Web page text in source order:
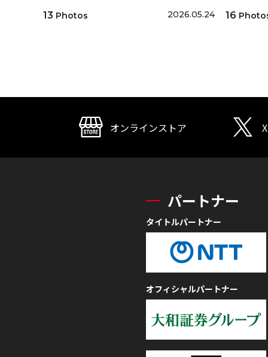
13 Photos 2026.05.24 16
オンラインストア X
パートナー
タイトルパートナー
オフィシャルパートナー